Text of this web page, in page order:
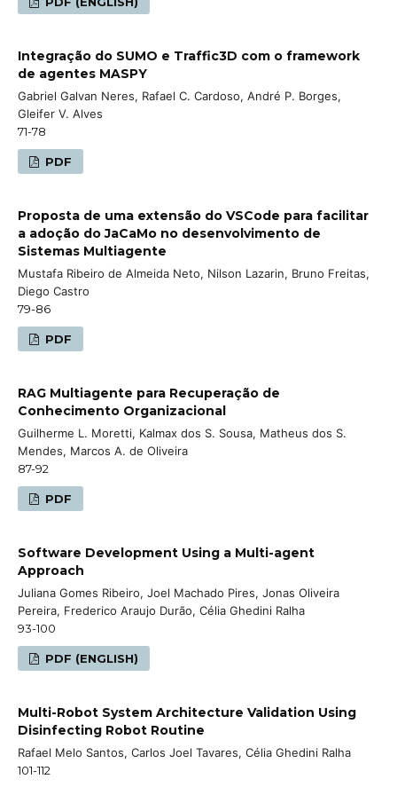
Integração do SUMO e Traffic3D com o framework
de agentes MASPY
Gabriel Galvan Neres, Rafael C. Cardoso, André P. Borges,
Gleifer V. Alves
71-78
PDF
Proposta de uma extensão do VSCode para facilitar
a adoção do JaCaMo no desenvolvimento de
Sistemas Multiagente
Mustafa Ribeiro de Almeida Neto, Nilson Lazarin, Bruno Freitas,
Diego Castro
79-86
PDF
RAG Multiagente para Recuperação de
Conhecimento Organizacional
Guilherme L. Moretti, Kalmax dos S. Sousa, Matheus dos S.
Mendes, Marcos A. de Oliveira
87-92
PDF
Software Development Using a Multi-agent
Approach
Juliana Gomes Ribeiro, Joel Machado Pires, Jonas Oliveira
Pereira, Frederico Araujo Durão, Célia Ghedini Ralha
93-100
PDF (ENGLISH)
Multi-Robot System Architecture Validation Using
Disinfecting Robot Routine
Rafael Melo Santos, Carlos Joel Tavares, Célia Ghedini Ralha
101-112